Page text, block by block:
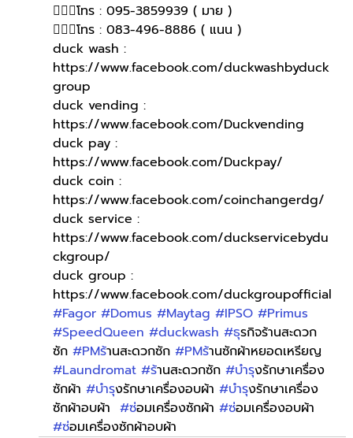
🙋🏻‍♀โทร : 095-3859939 ( มาย )
🙋🏻‍♀โทร : 083-496-8886 ( แนน )
duck wash :
https://www.facebook.com/duckwashbyduck
group
duck vending :
https://www.facebook.com/Duckvending
duck pay :
https://www.facebook.com/Duckpay/
duck coin :
https://www.facebook.com/coinchangerdg/
duck service :
https://www.facebook.com/duckservicebydu
ckgroup/
duck group :
https://www.facebook.com/duckgroupofficial
#Fagor #Domus #Maytag #IPSO #Primus
#SpeedQueen #duckwash #ธุรกิจร้านสะดวก
ซัก #PMร้านสะดวกซัก #PMร้านซักผ้าหยอดเหรียญ
#Laundromat #ร้านสะดวกซัก #บำรุงรักษาเครื่อง
ซักผ้า #บำรุงรักษาเครื่องอบผ้า #บำรุงรักษาเครื่อง
ซักผ้าอบผ้า #ซ่อมเครื่องซักผ้า #ซ่อมเครื่องอบผ้า
#ซ่อมเครื่องซักผ้าอบผ้า